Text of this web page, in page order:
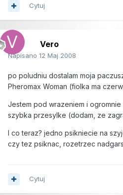
Cytuj
Vero
Napisano 12 Maj 2008
po poludniu dostalam moja
Pheromax Woman (fiolka ma
Jestem pod wrazeniem i
szybka przesylke (dodam, ze
I co teraz? jedno psikniecie na
czy tez psiknac, rozetrzec
Cytuj